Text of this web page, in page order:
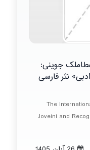
جوینی:
نثر فارسی
The
Joveini and